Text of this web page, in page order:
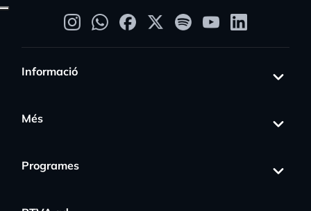
Informació
Més
Programes